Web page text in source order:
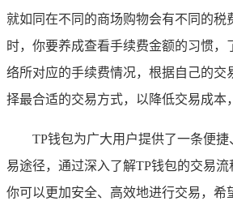
就如同在不同的商场购物会有不同的税
时，你要养成查看手续费金额的习惯，
络所对应的手续费情况，根据自己的交
择最合适的交易方式，以降低交易成本
TP钱包为广大用户提供了一条便
易途径，通过深入了解TP钱包的交易流
你可以更加安全、高效地进行交易，希